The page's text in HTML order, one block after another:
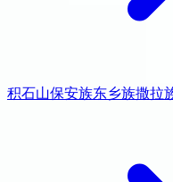
积石山保安族东乡族撒拉